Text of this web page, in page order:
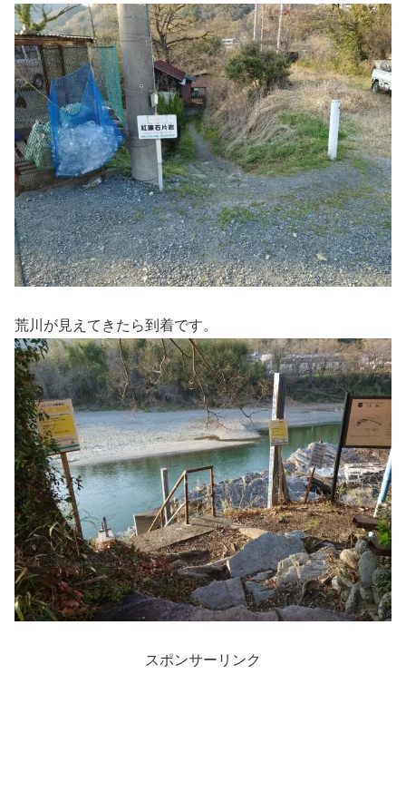
荒川が見えてきたら到着です。
スポンサーリンク